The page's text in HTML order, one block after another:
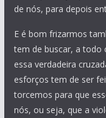
de nós, para depois
E é bom frizarmos
tem de buscar, a todo
essa verdadeira
esforços tem de ser
torcemos para que
nós, ou seja, que a